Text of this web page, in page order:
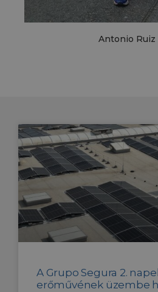
Antonio Ruiz
A Grupo Segura 2.
erőművének üzembe